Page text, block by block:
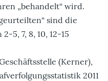
„behandelt“ wird.
sind die
5, 7, 8, 10, 12-15
(Kerner),
2011